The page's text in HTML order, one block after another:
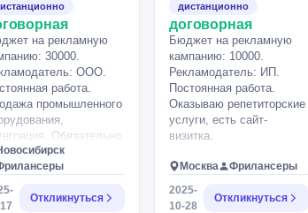
на рекламную
30000.
ООО.
работа.
промышленного
Обязательно
встреча для
в
Откликнуться
дистанционно
договорная
Бюджет на рекламную
кампанию: 10000.
Рекламодатель: ИП.
Постоянная работа.
Оказываю репетиторские
услуги, есть сайт-
визитка.
Москва
Фрилансеры
2025-
10-28
Откликнуться